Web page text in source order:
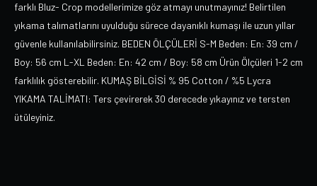
farklı Bluz- Crop modellerimize göz atmayı unutmayınız! Belirtilen
yıkama talımatlarını uyulduğu sürece dayanıklı kumaşı ile uzun yıllar
güvenle kullanılabilirsiniz. BEDEN ÖLÇÜLERİ S-M Beden: En: 39 cm /
Boy: 56 cm L-XL Beden: En: 42 cm / Boy: 58 cm Ürün Ölçüleri 1-2 cm
farklılık gösterebilir. KUMAŞ BİLGİSİ % 95 Cotton / %5 Lycra
YIKAMA TALİMATI: Ters çevirerek 30 derecede yıkayınız ve tersten
ütüleyiniz.